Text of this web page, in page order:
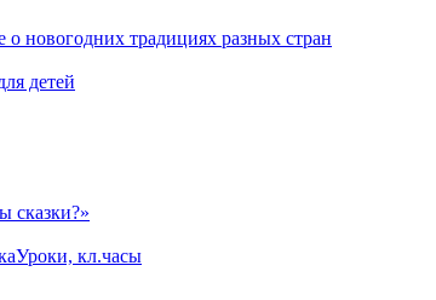
новогодних традициях разных стран
детей
сказки?»
Уроки, кл.часы